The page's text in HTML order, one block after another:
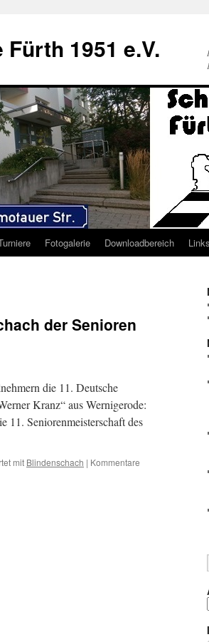
1951 e.V.
Fotogalerie Downloadbereich Links
der Senioren
die 11. Deutsche
Kranz“ aus Wernigerode:
11. Seniorenmeisterschaft des
mit Blindenschach | Kommentare